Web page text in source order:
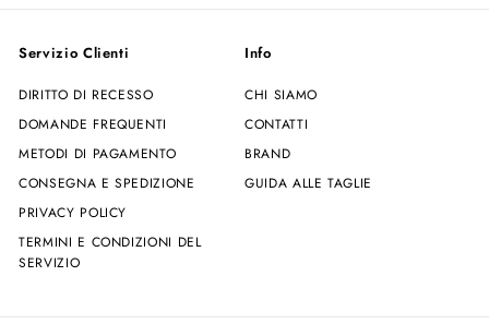
email
Servizio Clienti
DIRITTO DI RECESSO
DOMANDE FREQUENTI
METODI DI PAGAMENTO
CONSEGNA E SPEDIZIONE
PRIVACY POLICY
TERMINI E CONDIZIONI DEL
SERVIZIO
Info
CHI SIAMO
CONTATTI
BRAND
GUIDA ALLE TAGLIE